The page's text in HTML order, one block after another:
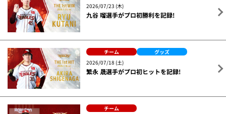
2026/07/23 (木)
九谷 瑠選手がプロ初勝利を記録!
チーム
グッズ
2026/07/18 (土)
繁永 晟選手がプロ初ヒットを記録!
チーム